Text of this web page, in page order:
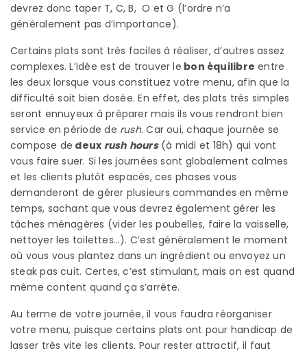
devrez donc taper T, C, B, O et G (l’ordre n’a
généralement pas d’importance).
Certains plats sont très faciles à réaliser, d’autres assez
complexes. L’idée est de trouver le bon équilibre entre
les deux lorsque vous constituez votre menu, afin que la
difficulté soit bien dosée. En effet, des plats très simples
seront ennuyeux à préparer mais ils vous rendront bien
service en période de rush. Car oui, chaque journée se
compose de deux rush hours(à midi et 18h) qui vont
vous faire suer. Si les journées sont globalement calmes
et les clients plutôt espacés, ces phases vous
demanderont de gérer plusieurs commandes en même
temps, sachant que vous devrez également gérer les
tâches ménagères (vider les poubelles, faire la vaisselle,
nettoyer les toilettes…). C’est généralement le moment
où vous vous plantez dans un ingrédient ou envoyez un
steak pas cuit. Certes, c’est stimulant, mais on est quand
même content quand ça s’arrête.
Au terme de votre journée, il vous faudra réorganiser
votre menu, puisque certains plats ont pour handicap de
lasser très vite les clients. Pour rester attractif, il faut